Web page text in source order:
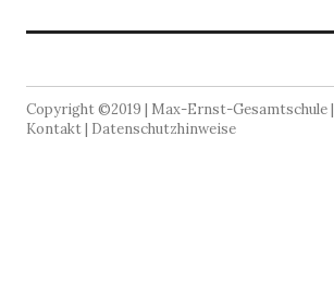
Copyright ©2019 | Max-Ernst-Gesamtschule |
Kontakt | Datenschutzhinweise